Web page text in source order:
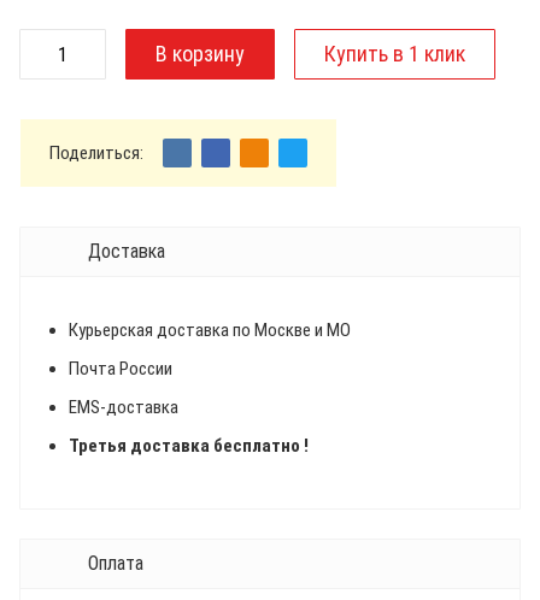
Поделиться:
Доставка
Курьерская доставка по Москве и МО
Почта России
EMS-доставка
Третья доставка бесплатно !
Оплата